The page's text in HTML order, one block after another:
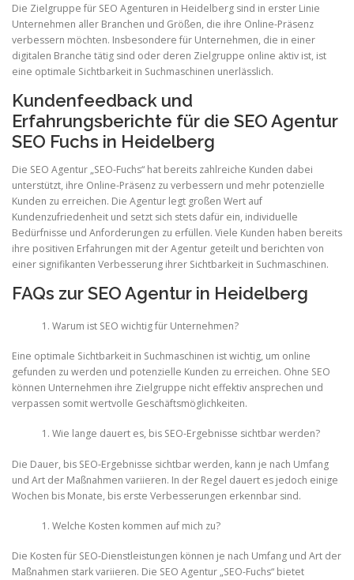
Die Zielgruppe für SEO Agenturen in Heidelberg sind in erster Linie
Unternehmen aller Branchen und Größen, die ihre Online-Präsenz
verbessern möchten. Insbesondere für Unternehmen, die in einer
digitalen Branche tätig sind oder deren Zielgruppe online aktiv ist, ist
eine optimale Sichtbarkeit in Suchmaschinen unerlässlich.
Kundenfeedback und
Erfahrungsberichte für die SEO Agentur
SEO Fuchs in Heidelberg
Die SEO Agentur „SEO-Fuchs“ hat bereits zahlreiche Kunden dabei
unterstützt, ihre Online-Präsenz zu verbessern und mehr potenzielle
Kunden zu erreichen. Die Agentur legt großen Wert auf
Kundenzufriedenheit und setzt sich stets dafür ein, individuelle
Bedürfnisse und Anforderungen zu erfüllen. Viele Kunden haben bereits
ihre positiven Erfahrungen mit der Agentur geteilt und berichten von
einer signifikanten Verbesserung ihrer Sichtbarkeit in Suchmaschinen.
FAQs zur SEO Agentur in Heidelberg
Warum ist SEO wichtig für Unternehmen?
Eine optimale Sichtbarkeit in Suchmaschinen ist wichtig, um online
gefunden zu werden und potenzielle Kunden zu erreichen. Ohne SEO
können Unternehmen ihre Zielgruppe nicht effektiv ansprechen und
verpassen somit wertvolle Geschäftsmöglichkeiten.
Wie lange dauert es, bis SEO-Ergebnisse sichtbar werden?
Die Dauer, bis SEO-Ergebnisse sichtbar werden, kann je nach Umfang
und Art der Maßnahmen variieren. In der Regel dauert es jedoch einige
Wochen bis Monate, bis erste Verbesserungen erkennbar sind.
Welche Kosten kommen auf mich zu?
Die Kosten für SEO-Dienstleistungen können je nach Umfang und Art der
Maßnahmen stark variieren. Die SEO Agentur „SEO-Fuchs“ bietet